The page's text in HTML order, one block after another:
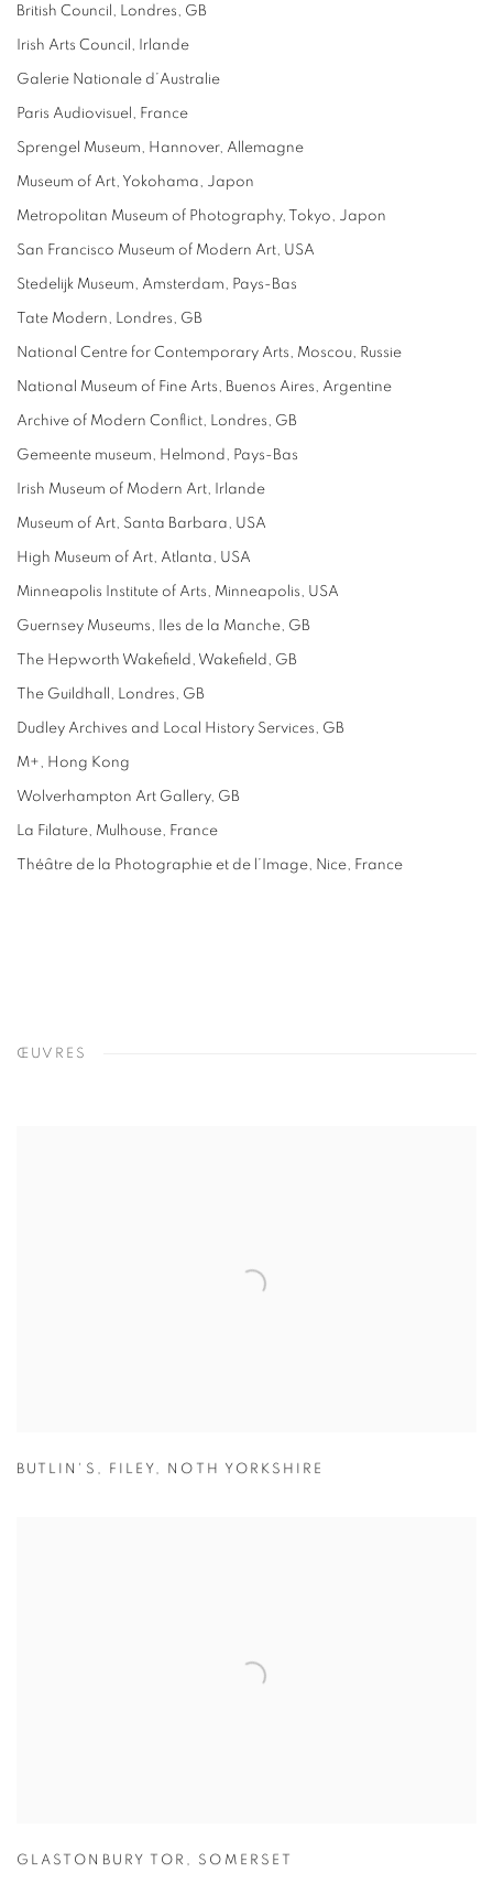
British Council, Londres, GB
Irish Arts Council, Irlande
Galerie Nationale d’Australie
Paris Audiovisuel, France
Sprengel Museum, Hannover, Allemagne
Museum of Art, Yokohama, Japon
Metropolitan Museum of Photography, Tokyo, Japon
San Francisco Museum of Modern Art, USA
Stedelijk Museum, Amsterdam, Pays-Bas
Tate Modern, Londres, GB
National Centre for Contemporary Arts, Moscou, Russie
National Museum of Fine Arts, Buenos Aires, Argentine
Archive of Modern Conflict, Londres, GB
Gemeente museum, Helmond, Pays-Bas
Irish Museum of Modern Art, Irlande
Museum of Art, Santa Barbara, USA
High Museum of Art, Atlanta, USA
Minneapolis Institute of Arts, Minneapolis, USA
Guernsey Museums, Iles de la Manche, GB
The Hepworth Wakefield, Wakefield, GB
The Guildhall, Londres, GB
Dudley Archives and Local History Services, GB
M+, Hong Kong
Wolverhampton Art Gallery, GB
La Filature, Mulhouse, France
Théâtre de la Photographie et de l’Image, Nice, France
ŒUVRES
BUTLIN'S , FILEY , NOTH YORKSHIRE
GLASTONBURY TOR , SOMERSET